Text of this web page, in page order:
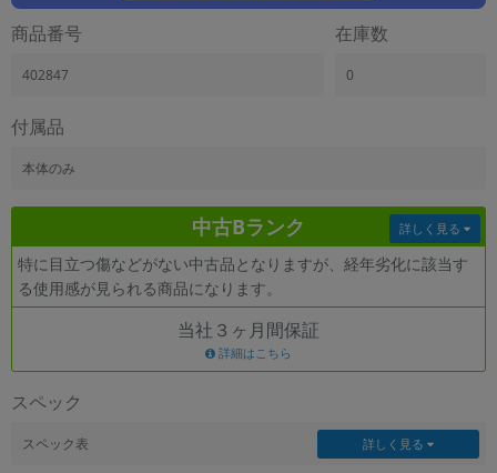
商品番号
402847
在庫数
0
付属品
本体のみ
中古Bランク
特に目立つ傷などがない中古品となりますが、経年劣化に該当す
る使用感が見られる商品になります。
詳しく見る
当社３ヶ月間保証
詳細はこちら
スペック
スペック表 詳しく見る
ドライブ
ドライブの絞り込み
ランク
「新品」「未使用」「中古」など
CPU
OSの絞り込み
メモリ